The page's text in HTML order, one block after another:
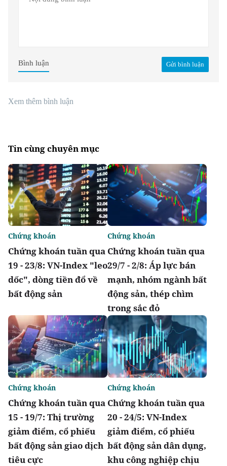
Gửi bình luận
Bình luận
Xem thêm bình luận
Tin cùng chuyên mục
Chứng khoán tuần qua
19 - 23/8: VN-Index "leo
dốc", dòng tiền đổ về
bất động sản
Chứng khoán
Chứng khoán tuần qua
29/7 - 2/8: Áp lực bán
mạnh, nhóm ngành bất
động sản, thép chìm
trong sắc đỏ
Chứng khoán
Chứng khoán tuần qua
15 - 19/7: Thị trường
giảm điểm, cổ phiếu
bất động sản giao dịch
tiêu cực
Chứng khoán
Chứng khoán tuần qua
20 - 24/5: VN-Index
giảm điểm, cổ phiếu
bất động sản dân dụng,
khu công nghiệp chịu
Chứng khoán